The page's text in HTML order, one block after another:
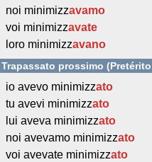
noi minimizzavamo
voi minimizzavate
loro minimizzavano
Trapassato prossimo
io avevo minimizzato
tu avevi minimizzato
lui aveva minimizzato
noi avevamo minimizzato
voi avevate minimizzato